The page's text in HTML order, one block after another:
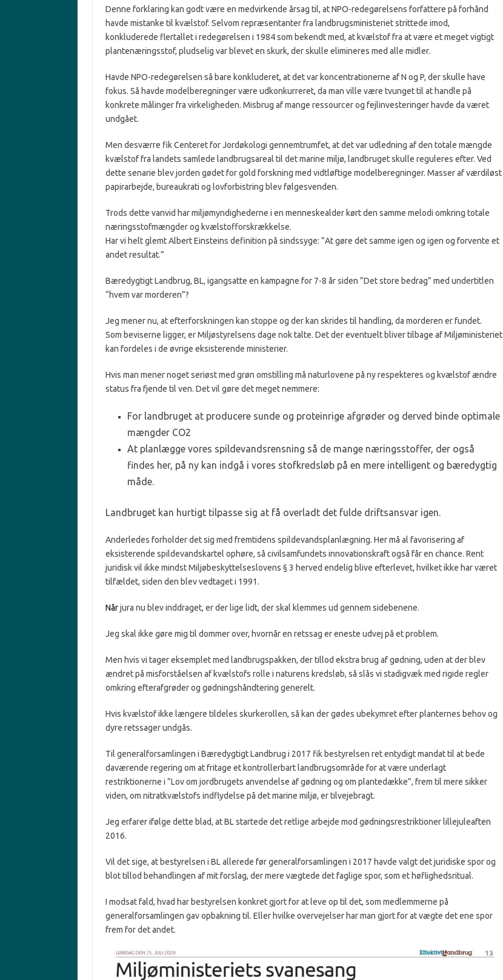
Denne forklaring kan godt være en medvirkende årsag til, at NPO-redegørelsens forfattere på forhånd
havde mistanke til kvælstof. Selvom repræsentanter fra landbrugsministeriet strittede imod,
konkluderede flertallet i redegørelsen i 1984 som bekendt med, at kvælstof fra at være et meget vigtigt
plantenæringsstof, pludselig var blevet en skurk, der skulle elimineres med alle midler.
Havde NPO-redegørelsen så bare konkluderet, at det var koncentrationerne af N og P, der skulle have
fokus. Så havde modelberegninger være udkonkurreret, da man ville være tvunget til at handle på
konkrete målinger fra virkeligheden. Misbrug af mange ressourcer og fejlinvesteringer havde da været
undgået.
Men desværre fik Centeret for Jordøkologi gennemtrumfet, at det var udledning af den totale mængde
kvælstof fra landets samlede landbrugsareal til det marine miljø, landbruget skulle reguleres efter. Ved
dette senarie blev jorden gødet for gold forskning med vidtløftige modelberegninger. Masser af værdiløst
papirarbejde, bureaukrati og lovforbistring blev følgesvenden.
Trods dette vanvid har miljømyndighederne i en menneskealder kørt den samme melodi omkring totale
næringsstofmængder og kvælstofforskrækkelse.
Har vi helt glemt Albert Einsteins definition på sindssyge: ”At gøre det samme igen og igen og forvente et
andet resultat.”
Bæredygtigt Landbrug, BL, igangsatte en kampagne for 7-8 år siden ”Det store bedrag” med undertitlen
“hvem var morderen”?
Jeg mener nu, at efterforskningen kan stoppe og der kan skrides til handling, da morderen er fundet.
Som beviserne ligger, er Miljøstyrelsens dage nok talte. Det der eventuelt bliver tilbage af Miljøministeriet
kan fordeles i de øvrige eksisterende ministerier.
Hvis man mener noget seriøst med grøn omstilling må naturlovene på ny respekteres og kvælstof ændre
status fra fjende til ven. Det vil gøre det meget nemmere:
For landbruget at producere sunde og proteinrige afgrøder og derved binde optimale
mængder CO2
At planlægge vores spildevandsrensning så de mange næringsstoffer, der også
findes her, på ny kan indgå i vores stofkredsløb på en mere intelligent og bæredygtig
måde.
Landbruget kan hurtigt tilpasse sig at få overladt det fulde driftsansvar igen.
Anderledes forholder det sig med fremtidens spildevandsplanlægning. Her må al favorisering af
eksisterende spildevandskartel ophøre, så civilsamfundets innovationskraft også får en chance. Rent
juridisk vil ikke mindst Miljøbeskyttelseslovens § 3 herved endelig blive efterlevet, hvilket ikke har været
tilfældet, siden den blev vedtaget i 1991.
Nårjura nu blev inddraget, er der lige lidt, der skal klemmes ud gennem sidebenene.
Jeg skal ikke gøre mig til dommer over, hvornår en retssag er eneste udvej på et problem.
Men hvis vi tager eksemplet med landbrugspakken, der tillod ekstra brug af gødning, uden at der blev
ændret på misforståelsen af kvælstofs rolle i naturens kredsløb, så slås vi stadigvæk med rigide regler
omkring efterafgrøder og gødningshåndtering generelt.
Hvis kvælstof ikke længere tildeles skurkerollen, så kan der gødes ubekymret efter planternes behov og
dyre retssager undgås.
Til generalforsamlingen i Bæredygtigt Landbrug i 2017 fik bestyrelsen ret entydigt mandat til at bede
daværende regering om at fritage et kontrollerbart landbrugsområde for at være underlagt
restriktionerne i ”Lov om jordbrugets anvendelse af gødning og om plantedække”, frem til mere sikker
viden, om nitratkvælstofs indflydelse på det marine miljø, er tilvejebragt.
Jeg erfarer ifølge dette blad, at BL startede det retlige arbejde mod gødningsrestriktioner lillejuleaften
2016.
Vil det sige, at bestyrelsen i BL allerede før generalforsamlingen i 2017 havde valgt det juridiske spor og
blot tillod behandlingen af mit forslag, der mere vægtede det faglige spor, som et høflighedsritual.
I modsat fald, hvad har bestyrelsen konkret gjort for at leve op til det, som medlemmerne på
generalforsamlingen gav opbakning til. Eller hvilke overvejelser har man gjort for at vægte det ene spor
frem for det andet.